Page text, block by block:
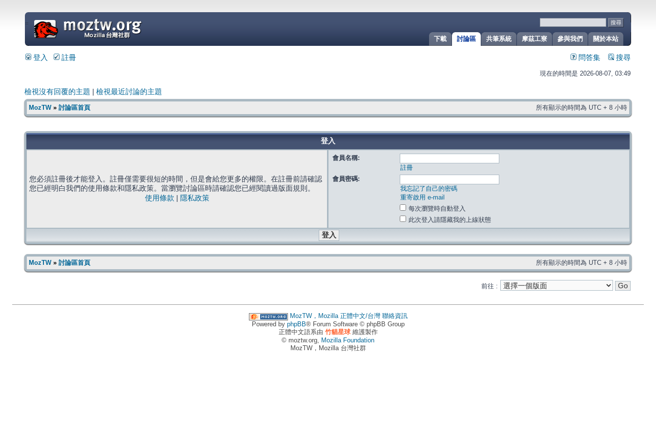
關於本站
參與我們
摩茲工寮
共筆系統
討論區
下載
=
登入 註冊 問答集 搜尋
現在的時間是 2026-08-07, 03:49
檢視沒有回覆的主題 檢視最近討論的主題
MozTW» 討論區首頁 所有顯示的時間為 UTC + 8 小時
登入
您必須註冊後才能登入。註冊僅需要很短的時間，但是會給您更多的權限。在註冊前請確認
您已經明白我們的使用條款和隱私政策。當瀏覽討論區時請確認您已經閱讀過版面規則。
使用條款
隱私政策
會員名稱:
註冊
會員密碼:
我忘記了自己的密碼
重寄啟用 e-mail
每次瀏覽時自動登入
此次登入請隱藏我的上線狀態
MozTW» 討論區首頁 所有顯示的時間為 UTC + 8 小時
前往 :
MozTW，Mozilla 正體中文/台灣 聯絡資訊
Powered by phpBB® Forum Software © phpBB Group
正體中文語系由 竹貓星球維護製作
© moztw.org, Mozilla Foundation
MozTW，Mozilla 台灣社群